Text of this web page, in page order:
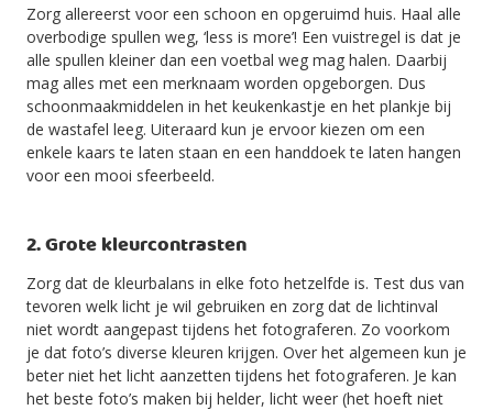
Zorg allereerst voor een schoon en opgeruimd huis. Haal alle
overbodige spullen weg, ‘less is more’! Een vuistregel is dat je
alle spullen kleiner dan een voetbal weg mag halen. Daarbij
mag alles met een merknaam worden opgeborgen. Dus
schoonmaakmiddelen in het keukenkastje en het plankje bij
de wastafel leeg. Uiteraard kun je ervoor kiezen om een
enkele kaars te laten staan en een handdoek te laten hangen
voor een mooi sfeerbeeld.
2. Grote kleurcontrasten
Zorg dat de kleurbalans in elke foto hetzelfde is. Test dus van
tevoren welk licht je wil gebruiken en zorg dat de lichtinval
niet wordt aangepast tijdens het fotograferen. Zo voorkom
je dat foto’s diverse kleuren krijgen. Over het algemeen kun je
beter niet het licht aanzetten tijdens het fotograferen. Je kan
het beste foto’s maken bij helder, licht weer (het hoeft niet